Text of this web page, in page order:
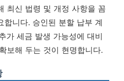
최신 법령 및 개정 사항을 꼼
합니다. 승인된 분할 납부 계
가 세금 발생 가능성에 대비
보해 두는 것이 현명합니다.